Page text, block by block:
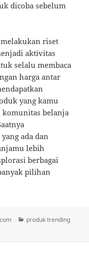
dicoba sebelum
riset
aktivitas
selalu membaca
harga antar
yang kamu
belanja
ada dan
lebih
berbagai
pilihan
Categories
produk trending